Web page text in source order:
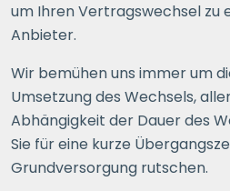
um Ihren Vertragswechsel zu
Anbieter.
Wir bemühen uns immer um
Umsetzung des Wechsels,
Abhängigkeit der Dauer des
Sie für eine kurze
Grundversorgung rutschen.